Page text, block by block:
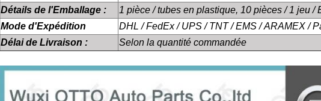
Détails de l'Emballage :
1 pièce / tubes en plastique, 10 pièces / 1 jeu /
Mode d'Expédition
DHL / FedEx / UPS / TNT / EMS / ARAMEX /
Délai de Livraison :
Selon la quantité commandée